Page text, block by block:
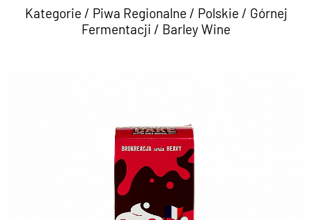
Kategorie / Piwa Regionalne / Polskie / Górnej
Fermentacji / Barley Wine